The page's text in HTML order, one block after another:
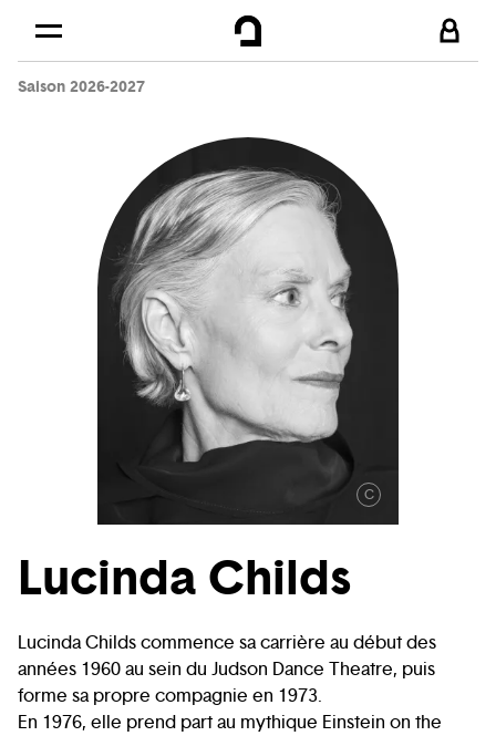
Skip to
Saison 2026-2027
Lucinda Childs
Lucinda Childs commence sa carrière au début des
années 1960 au sein du Judson Dance Theatre, puis
forme sa propre compagnie en 1973.
En 1976, elle prend part au mythique Einstein on the
C